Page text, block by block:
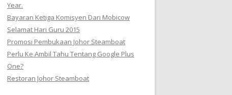
Year.
Bayaran Ketiga Komisyen Dari Mobicow
Selamat Hari Guru 2015
Promosi Pembukaan Johor ‎Steamboat
Perlu Ke Ambil Tahu Tentang Google Plus
One?
Restoran Johor Steamboat